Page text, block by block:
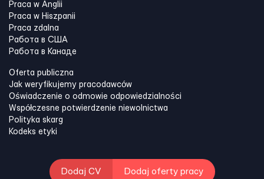
Praca w Anglii
Praca w Hiszpanii
Praca zdalna
Работа в США
Работа в Канадe
Oferta publiczna
Jak weryfikujemy pracodawców
Oświadczenie o odmowie odpowiedzialności
Współczesne potwierdzenie niewolnictwa
Polityka skarg
Kodeks etyki
Dodaj CV Dodaj oferty pracy